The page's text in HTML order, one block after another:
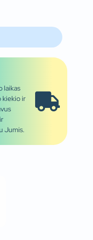
laikas
kiekio ir
Jumis.